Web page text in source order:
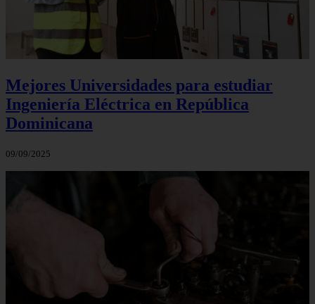
Mejores Universidades para estudiar
Ingeniería Eléctrica en República
Dominicana
09/09/2025